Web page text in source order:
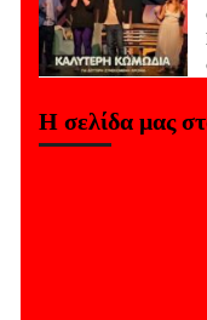
Η σελίδα μας